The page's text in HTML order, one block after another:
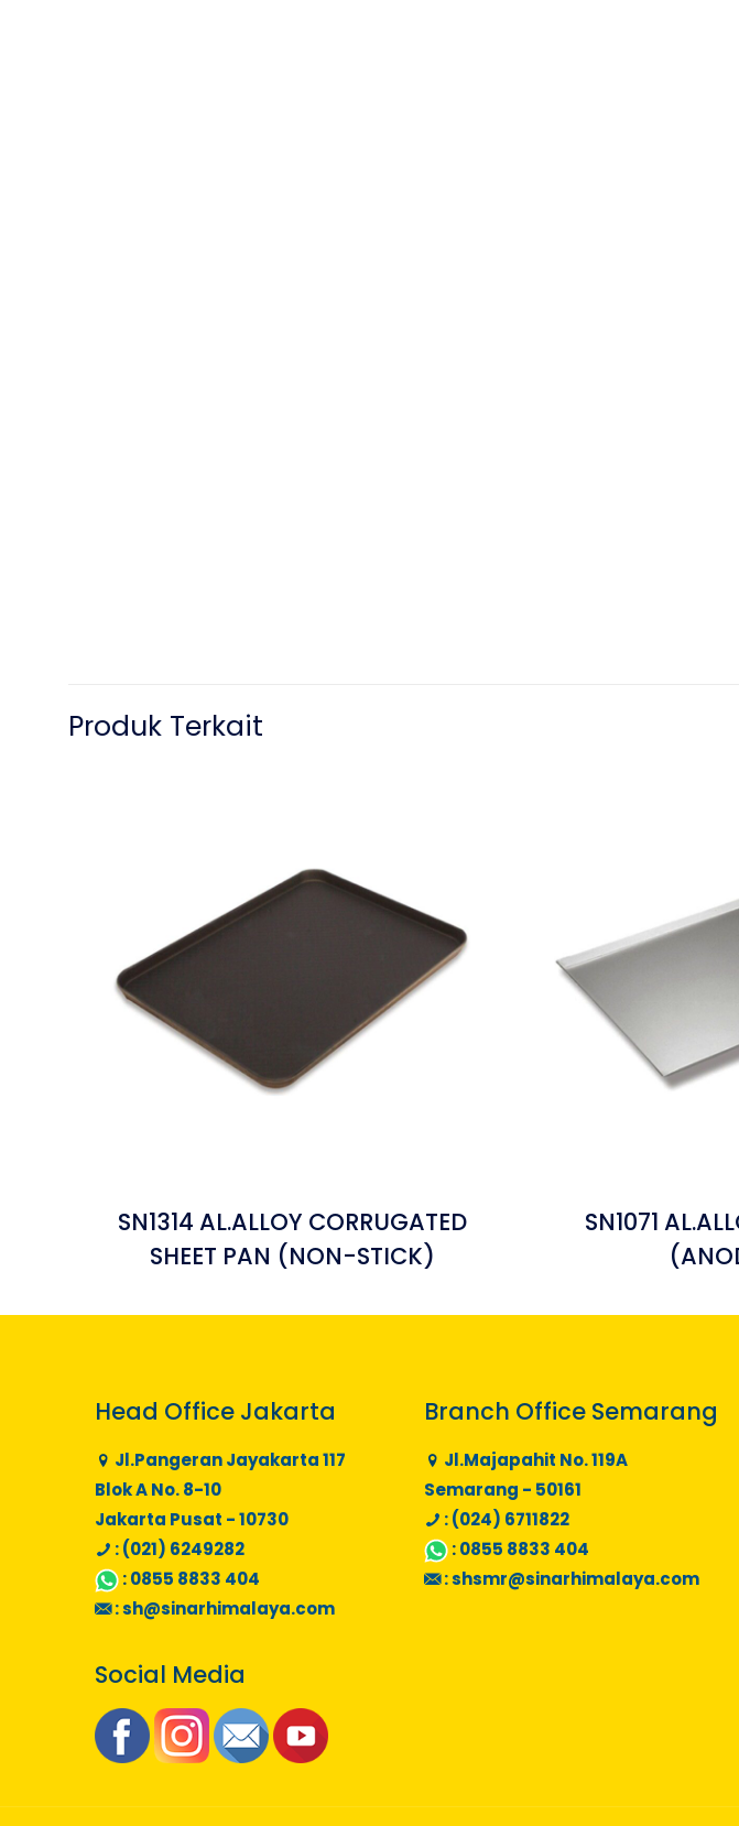
Produk Terkait
SN1314 AL.ALLOY CORRUGATED
SHEET PAN (NON-STICK)
SN1071
Head Office Jakarta
Jl.Pangeran Jayakarta 117
Blok A No. 8-10
Jakarta Pusat - 10730
: (021) 6249282
:0855 8833 404
:sh@sinarhimalaya.com
Branch Office Semarang
Jl.Majapahit No. 119A
Semarang - 50161
: (024) 6711822
:0855 8833 404
:shsmr@sinarhimalaya.com
Social Media